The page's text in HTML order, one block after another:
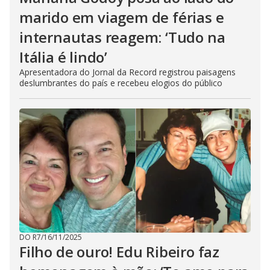
marido em viagem de férias e
internautas reagem: ‘Tudo na
Itália é lindo’
Apresentadora do Jornal da Record registrou paisagens
deslumbrantes do país e recebeu elogios do público
DO R7/16/11/2025
Filho de ouro! Edu Ribeiro faz